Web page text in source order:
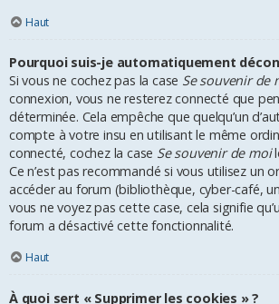
Haut
Pourquoi suis-je automatiquement
Si vous ne cochez pas la case Se souvenir de
connexion, vous ne resterez connecté que
déterminée. Cela empêche que quelqu’un
compte à votre insu en utilisant le même
connecté, cochez la case Se souvenir de moi
Ce n’est pas recommandé si vous utilisez un
accéder au forum (bibliothèque, cyber-café,
vous ne voyez pas cette case, cela signifie
forum a désactivé cette fonctionnalité.
Haut
À quoi sert « Supprimer les cookies » ?